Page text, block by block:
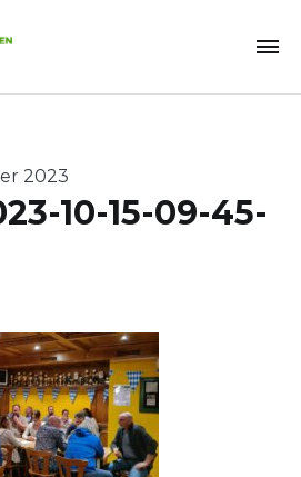
2023
10-15-09-45-